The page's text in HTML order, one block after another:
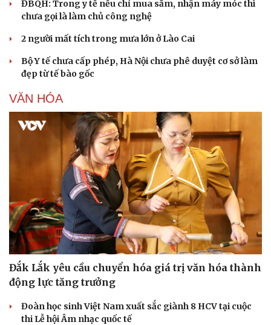
ĐBQH: Trong y tế nếu chỉ mua sắm, nhận máy móc thì
chưa gọi là làm chủ công nghệ
2 người mất tích trong mưa lớn ở Lào Cai
Bộ Y tế chưa cấp phép, Hà Nội chưa phê duyệt cơ sở làm
đẹp từ tế bào gốc
VĂN HÓA
Đắk Lắk yêu cầu chuyển hóa giá trị văn hóa thành
động lực tăng trưởng
Đoàn học sinh Việt Nam xuất sắc giành 8 HCV tại cuộc
thi Lễ hội Âm nhạc quốc tế